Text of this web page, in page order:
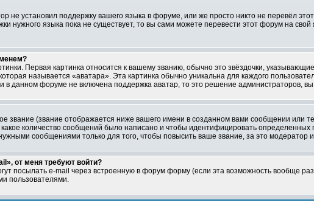
не установил поддержку вашего языка в форуме, или же просто никто не перевёл
нужного языка пока не существует, то вы сами можете перевести этот форум на
Первая картинка относится к вашему званию, обычно это звёздочки,
называется «аватара». Эта картинка обычно уникальна для каждого
в данном форуме не включена поддержка аватар, то это решение администраторов,
звание (звание отображается ниже вашего имени в созданном вами сообщении или
количество сообщений было написано и чтобы идентифицировать
сообщениями только для того, чтобы повысить ваше звание, за это
от меня требуют войти?
посылать e-mail через встроенную в форум форму (если эта возможность вообще
пользователями.